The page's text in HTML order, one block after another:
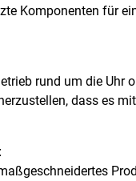
Komponenten für
rund um die Uhr
dass es